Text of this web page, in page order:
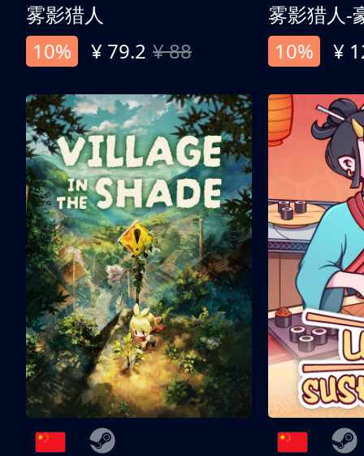
雾影猎人
10%
¥ 79.2 ¥ 88
雾影猎人-
10%
¥